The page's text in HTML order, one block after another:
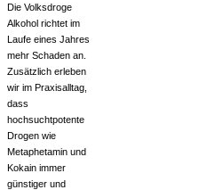
Die Volksdroge
Alkohol richtet im
Laufe eines Jahres
mehr Schaden an.
Zusätzlich erleben
wir im Praxisalltag,
dass
hochsuchtpotente
Drogen wie
Metaphetamin und
Kokain immer
günstiger und